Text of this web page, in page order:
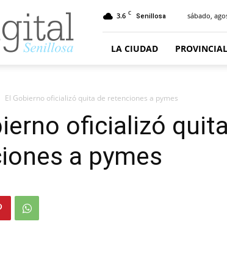
3.6 C Senillosa sábado,
LA CIUDAD
El Gobierno oficializó quita de retenciones a pymes
oficializó
a pymes